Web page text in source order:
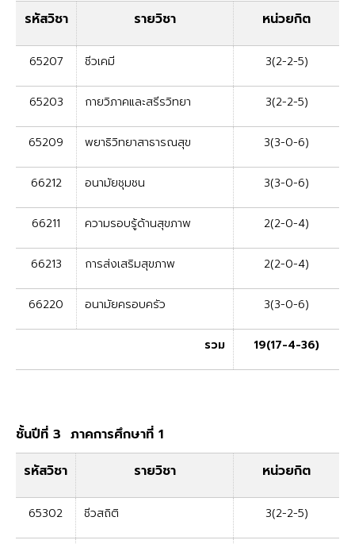
รหัสวิชา
รายวิชา หน่วยกิต
65207 ชีวเคมี 3(2-2-5)
65203 กายวิภาคและสรีรวิทยา 3(2-2-5)
65209 พยาธิวิทยาสาธารณสุข 3(3-0-6)
66212 อนามัยชุมชน 3(3-0-6)
66211 ความรอบรู้ด้านสุขภาพ 2(2-0-4)
66213 การส่งเสริมสุขภาพ 2(2-0-4)
66220 อนามัยครอบครัว 3(3-0-6)
รวม 19(17-4-36)
ชั้นปีที่ 3 ภาคการศึกษาที่ 1
รหัสวิชา
รายวิชา หน่วยกิต
65302 ชีวสถิติ 3(2-2-5)